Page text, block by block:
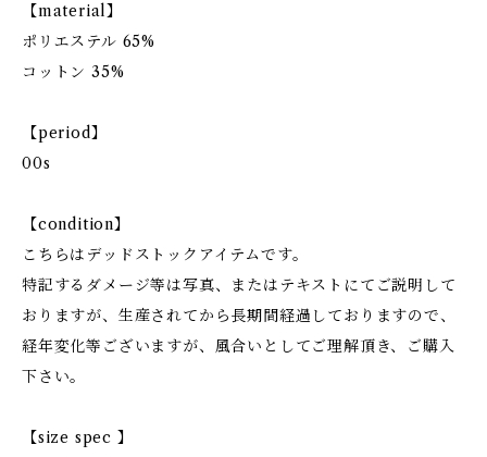
【material】
ポリエステル 65%
コットン 35%
【period】
00s
【condition】
こちらはデッドストックアイテムです。
特記するダメージ等は写真、またはテキストにてご説明して
おりますが、生産されてから長期間経過しておりますので、
経年変化等ございますが、風合いとしてご理解頂き、ご購入
下さい。
【size spec 】